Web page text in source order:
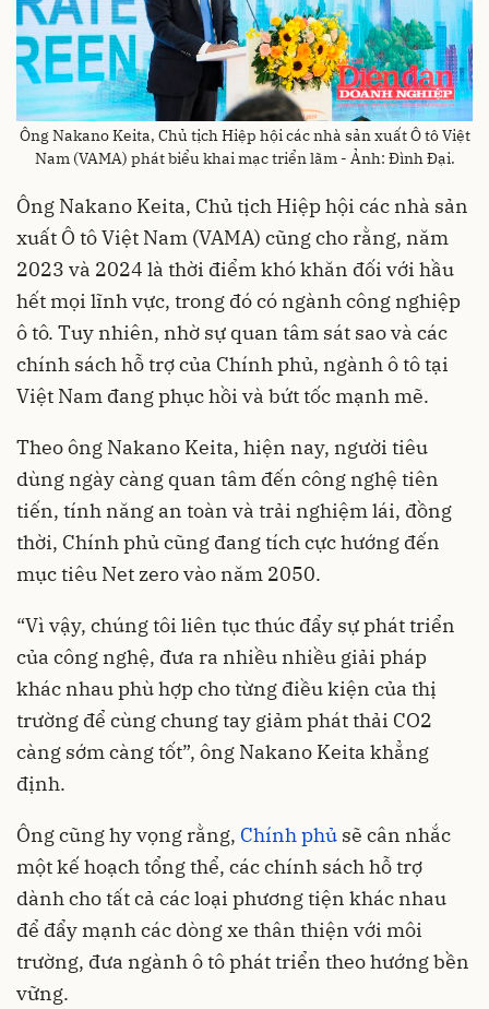
Ông Nakano Keita, Chủ tịch Hiệp hội các nhà sản xuất Ô tô Việt
Nam (VAMA) phát biểu khai mạc triển lãm - Ảnh: Đình Đại.
Ông Nakano Keita, Chủ tịch Hiệp hội các nhà sản
xuất Ô tô Việt Nam (VAMA) cũng cho rằng, năm
2023 và 2024 là thời điểm khó khăn đối với hầu
hết mọi lĩnh vực, trong đó có ngành công nghiệp
ô tô. Tuy nhiên, nhờ sự quan tâm sát sao và các
chính sách hỗ trợ của Chính phủ, ngành ô tô tại
Việt Nam đang phục hồi và bứt tốc mạnh mẽ.
Theo ông Nakano Keita, hiện nay, người tiêu
dùng ngày càng quan tâm đến công nghệ tiên
tiến, tính năng an toàn và trải nghiệm lái, đồng
thời, Chính phủ cũng đang tích cực hướng đến
mục tiêu Net zero vào năm 2050.
“Vì vậy, chúng tôi liên tục thúc đẩy sự phát triển
của công nghệ, đưa ra nhiều nhiều giải pháp
khác nhau phù hợp cho từng điều kiện của thị
trường để cùng chung tay giảm phát thải CO2
càng sớm càng tốt”, ông Nakano Keita khẳng
định.
Ông cũng hy vọng rằng, Chính phủ sẽ cân nhắc
một kế hoạch tổng thể, các chính sách hỗ trợ
dành cho tất cả các loại phương tiện khác nhau
để đẩy mạnh các dòng xe thân thiện với môi
trường, đưa ngành ô tô phát triển theo hướng bền
vững.